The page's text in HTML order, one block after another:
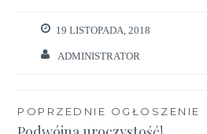
19 LISTOPADA, 2018
ADMINISTRATOR
Nawigacja
POPRZEDNIE OGŁOSZENIE